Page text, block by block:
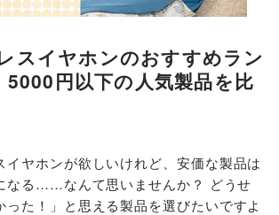
スイヤホンのおすすめラン
5000円以下の人気製品を比
イヤホンが欲しいけれど、安価な製品は
なる……なんて思いませんか？ どうせ
った！」と思える製品を選びたいですよ